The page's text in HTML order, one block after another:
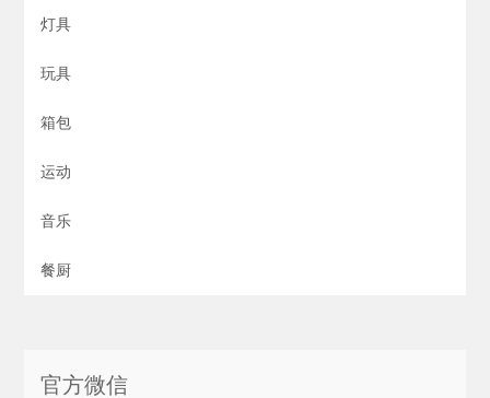
灯具
玩具
箱包
运动
音乐
餐厨
官方微信